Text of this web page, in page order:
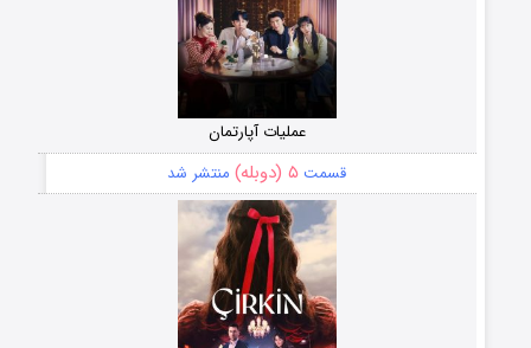
عملیات آپارتمان
قسمت ۵ (دوبله) منتشر شد